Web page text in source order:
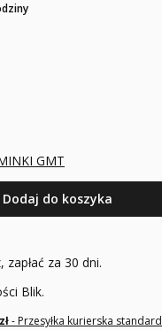
GMT
Dodaj do koszyka
zapłać za 30 dni.
Blik.
- Przesyłka kurierska standard